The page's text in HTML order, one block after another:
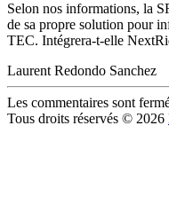
Selon nos informations, la
de sa propre solution pour
TEC. Intégrera-t-elle
Laurent Redondo Sanchez
Les commentaires sont
Tous droits réservés © 2026